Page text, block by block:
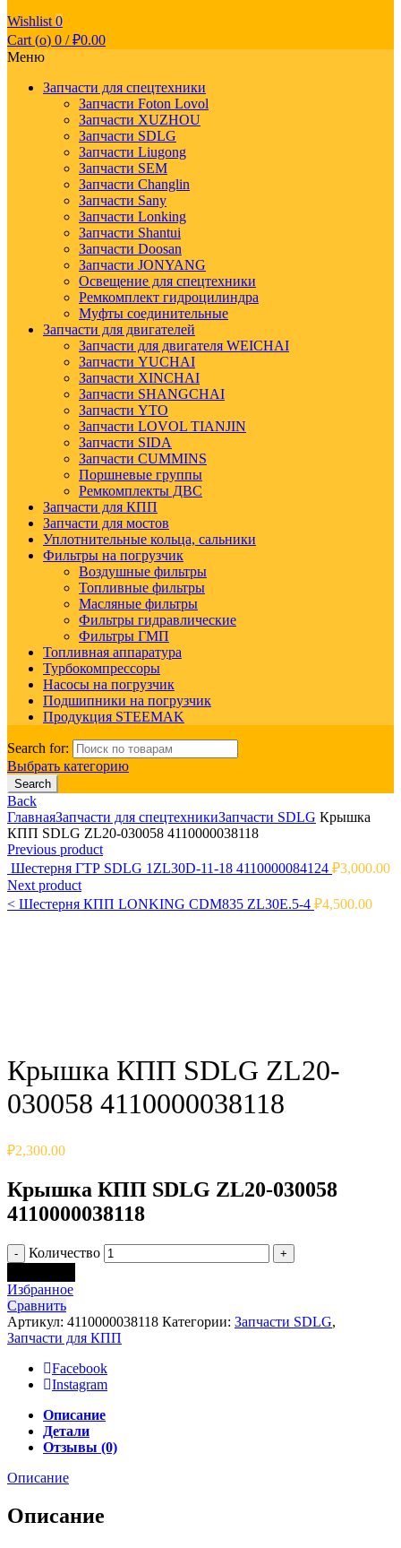
Wishlist 0
Cart (o) 0 / ₽0.00
Меню
Запчасти для спецтехники
Запчасти Foton Lovol
Запчасти XUZHOU
Запчасти SDLG
Запчасти Liugong
Запчасти SEM
Запчасти Changlin
Запчасти Sany
Запчасти Lonking
Запчасти Shantui
Запчасти Doosan
Запчасти JONYANG
Освещение для спецтехники
Ремкомплект гидроцилиндра
Муфты соединительные
Запчасти для двигателей
Запчасти для двигателя WEICHAI
Запчасти YUCHAI
Запчасти XINCHAI
Запчасти SHANGCHAI
Запчасти YTO
Запчасти LOVOL TIANJIN
Запчасти SIDA
Запчасти CUMMINS
Поршневые группы
Ремкомплекты ДВС
Запчасти для КПП
Запчасти для мостов
Уплотнительные кольца, сальники
Фильтры на погрузчик
Воздушные фильтры
Топливные фильтры
Масляные фильтры
Фильтры гидравлические
Фильтры ГМП
Топливная аппаратура
Турбокомпрессоры
Насосы на погрузчик
Подшипники на погрузчик
Продукция STEEMAK
Search for:
Выбрать категорию
Search
Back
ГлавнаяЗапчасти для спецтехникиЗапчасти SDLG Крышка
КПП SDLG ZL20-030058 4110000038118
Previous product
Шестерня ГТР SDLG 1ZL30D-11-18 4110000084124 ₽3,000.00
Next product
< Шестерня КПП LONKING CDM835 ZL30E.5-4 ₽4,500.00
Крышка КПП SDLG ZL20-
030058 4110000038118
₽2,300.00
Крышка КПП SDLG ZL20-030058
4110000038118
Количество
Избранное
Сравнить
Артикул: 4110000038118 Категории: Запчасти SDLG,
Запчасти для КПП
Facebook
Instagram
Описание
Детали
Отзывы (0)
Описание
Описание